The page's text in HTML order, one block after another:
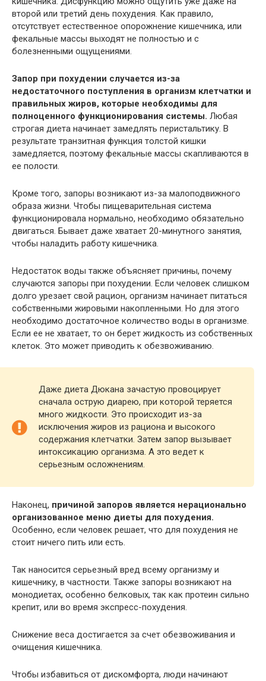
второй или третий день похудения. Как правило,
отсутствует естественное опорожнение кишечника, или
фекальные массы выходят не полностью и с
болезненными ощущениями.
Запор при похудении случается из-за
недостаточного поступления в организм клетчатки и
правильных жиров, которые необходимы для
полноценного функционирования системы. Любая
строгая диета начинает замедлять перистальтику. В
результате транзитная функция толстой кишки
замедляется, поэтому фекальные массы скапливаются в
ее полости.
Кроме того, запоры возникают из-за малоподвижного
образа жизни. Чтобы пищеварительная система
функционировала нормально, необходимо обязательно
двигаться. Бывает даже хватает 20-минутного занятия,
чтобы наладить работу кишечника.
Недостаток воды также объясняет причины, почему
случаются запоры при похудении. Если человек слишком
долго урезает свой рацион, организм начинает питаться
собственными жировыми накопленными. Но для этого
необходимо достаточное количество воды в организме.
Если ее не хватает, то он берет жидкость из собственных
клеток. Это может приводить к обезвоживанию.
Даже диета Дюкана зачастую провоцирует
сначала острую диарею, при которой теряется
много жидкости. Это происходит из-за
исключения жиров из рациона и высокого
содержания клетчатки. Затем запор вызывает
интоксикацию организма. А это ведет к
серьезным осложнениям.
Наконец, причиной запоров является нерационально
организованное меню диеты для похудения.
Особенно, если человек решает, что для похудения не
стоит ничего пить или есть.
Так наносится серьезный вред всему организму и
кишечнику, в частности. Также запоры возникают на
монодиетах, особенно белковых, так как протеин сильно
крепит, или во время экспресс-похудения.
Снижение веса достигается за счет обезвоживания и
очищения кишечника.
Чтобы избавиться от дискомфорта, люди начинают